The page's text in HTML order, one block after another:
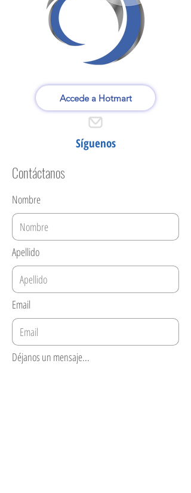
Accede a Hotmart
Síguenos
Contáctanos
Nombre
Apellido
Email
Déjanos un mensaje...